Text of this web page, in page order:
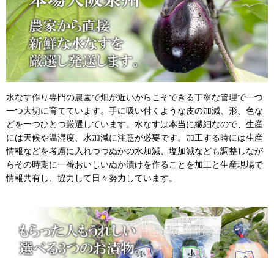
水なす作り専門の農園で畑が近いからこそできる丁寧な管理で一つ
一つ大切に育てています。手に吸い付くような皮の加減、形、色な
どを一つひとつ厳選しています。水なすは本当に繊細なので、生産
には天候や温湿度、水加減に注意が必要です。加工する時には生産
情報などを考慮に入れつつぬかの水加減、塩加減なども調整しなが
らその時期に一番おいしいぬか漬けを作ることを加工と生産現場で
情報共有し、協力して日々努力しています。